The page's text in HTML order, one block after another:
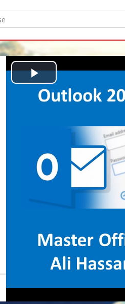
Play
Video